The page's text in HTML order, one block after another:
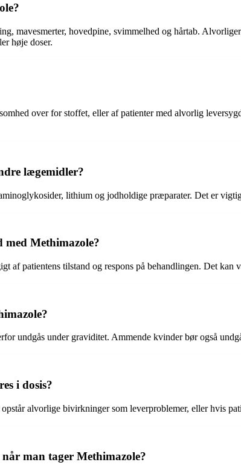
mavesmerter, hovedpine, svimmelhed og hårtab.
høje doser.
over for stoffet, eller af patienter med alvorlig
lægemidler?
lithium og jodholdige præparater. Det er
med Methimazole?
af patientens tilstand og respons på behandlingen. Det kan
undgås under graviditet. Ammende kvinder bør også
i dosis?
alvorlige bivirkninger som leverproblemer, eller hvis
man tager Methimazole?